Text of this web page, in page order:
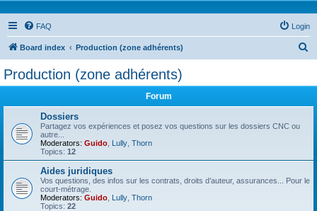
FAQ Login
Board index Production (zone adhérents)
Production (zone adhérents)
Forum
Dossiers
Partagez vos expériences et posez vos questions sur les dossiers CNC ou
autre...
Moderators: Guido Lully Thorn
Topics: 12
Aides juridiques
Vos questions, des infos sur les contrats, droits d’auteur, assurances... Pour le
court-métrage.
Moderators: Guido Lully Thorn
Topics: 22